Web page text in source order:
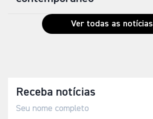
Ver todas as notícias
Receba notícias